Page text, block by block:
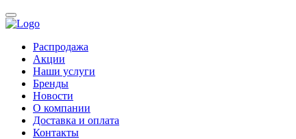
Распродажа
Акции
Наши услуги
Бренды
Новости
О компании
Доставка и оплата
Контакты